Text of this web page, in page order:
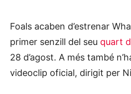
Foals acaben d’estrenar
primer senzill del seu quart
28 d’agost. A més també
videoclip oficial, dirigit per